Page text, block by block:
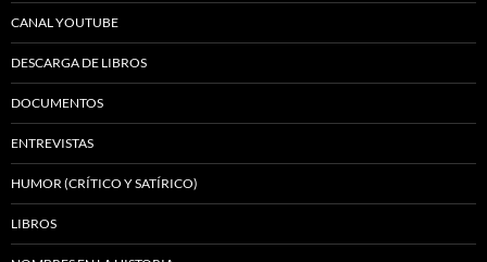
CANAL YOUTUBE
DESCARGA DE LIBROS
DOCUMENTOS
ENTREVISTAS
HUMOR (CRÍTICO Y SATÍRICO)
LIBROS